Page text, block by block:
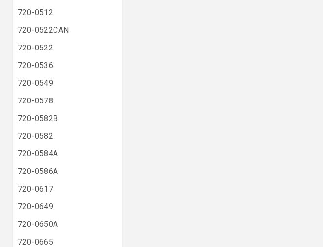
720-0512
720-0522CAN
720-0522
720-0536
720-0549
720-0578
720-0582B
720-0582
720-0584A
720-0586A
720-0617
720-0649
720-0650A
720-0665